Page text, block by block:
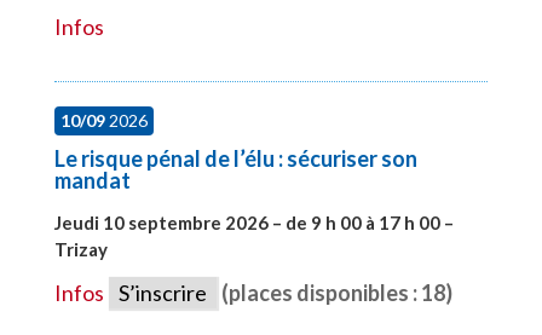
Infos
10/092026
Le risque pénal de l’élu : sécuriser son
mandat
Jeudi 10 septembre 2026 – de 9 h 00 à 17 h 00 –
Trizay
Infos S’inscrire (places disponibles : 18)